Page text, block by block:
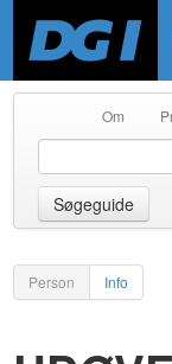
Om
Søgeguide
Person Info